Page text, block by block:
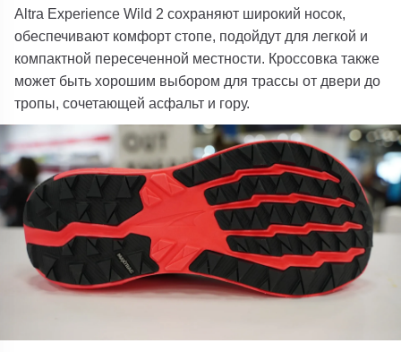
Altra Experience Wild 2 сохраняют широкий носок,
обеспечивают комфорт стопе, подойдут для легкой и
компактной пересеченной местности. Кроссовка также
может быть хорошим выбором для трассы от двери до
тропы, сочетающей асфальт и гору.